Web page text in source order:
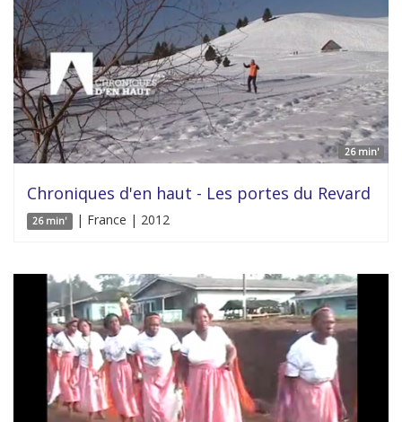
26 min'
Chroniques d'en haut - Les portes du Revard
26 min' | France | 2012